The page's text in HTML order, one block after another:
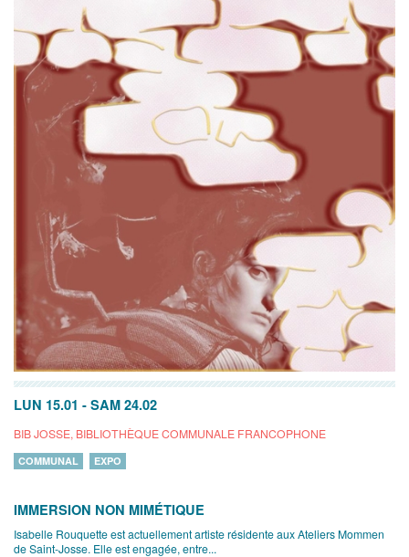
LUN 15.01 - SAM 24.02
BIB JOSSE, BIBLIOTHÈQUE COMMUNALE FRANCOPHONE
COMMUNAL EXPO
IMMERSION NON MIMÉTIQUE
Isabelle Rouquette est actuellement artiste résidente aux Ateliers Mommen
de Saint-Josse. Elle est engagée, entre...